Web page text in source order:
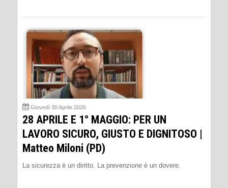
Giovedì 30 Aprile 2026
28 APRILE E 1° MAGGIO: PER UN
LAVORO SICURO, GIUSTO E DIGNITOSO |
Matteo Miloni (PD)
La sicurezza è un diritto. La prevenzione è un dovere.